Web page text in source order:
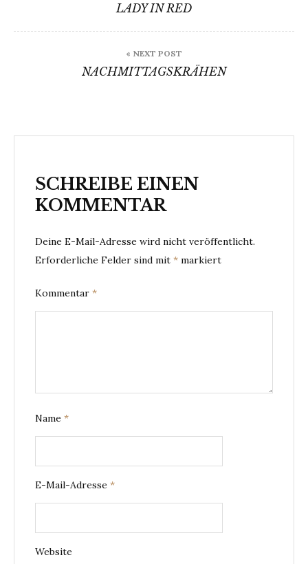
LADY IN RED
« NEXT POST
NACHMITTAGSKRÄHEN
SCHREIBE EINEN
KOMMENTAR
Deine E-Mail-Adresse wird nicht veröffentlicht.
Erforderliche Felder sind mit * markiert
Kommentar *
Name *
E-Mail-Adresse *
Website